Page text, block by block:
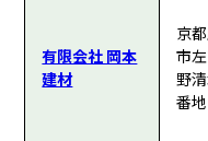
有限会社 岡本
建材
京
市
野
番地